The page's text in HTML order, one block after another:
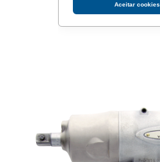
Aceitar cookies